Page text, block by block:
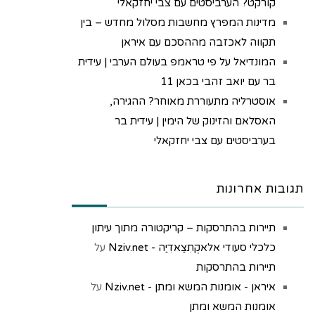
קורקט? הערביסטים עם צבי יחזקאלי
מדינות המפרץ מחשבות מסלול מחדש – בין
תקווה לאכזבה מההסכם עם איראן
המונדיאל על פי טראמפ בעולם הערבי | עידית
בר עם יואב זהבי בכאן 11
אוסטרליה מתעוררת מאוחר? ההגירה,
האסלאם והזינוק של הימין | עידית בר
בערביסטים עם צבי יחזקאלי
תגובות אחרונות
תיירות בהתרסקות – קריקטורה מתוך עיתון
כלכלי סעודי אלאקְתִצַאדִיַה - Nziv.net
על
תיירות בהתרסקות
איראן - אומנות המשא ומתן - Nziv.net
על
אומנות המשא ומתן